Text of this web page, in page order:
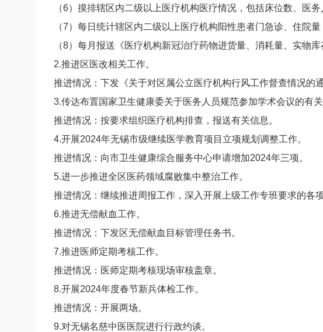
（6）摸排辖区内二级以上医疗机构医疗情况，包括床位数、医
（7）每日统计辖区内二级以上医疗机构阳性患者门急诊、住院
（8）每月报送《医疗机构新冠治疗药物进货量、消耗量、实物
2.推进区医改相关工作。
推进情况：下发《关于对区属公立医疗机构行风工作督查情况的通
3.传达布置国家卫生健康委关于医务人员规范参加学术会议的有关
推进情况：按要求组织医疗机构排查，报送有关信息。
4.开展2024年无锡市级继续医学教育项目立项规划调整工作。
推进情况：向市卫生健康综合服务中心申请增加2024年三项。
5.进一步推进全区医药领域腐败集中整治工作。
推进情况：继续推进周报工作，深入开展上级工作专班要求的各
6.推进无偿献血工作。
推进情况：下发区无偿献血目标管理任务书。
7.推进医师定期考核工作。
推进情况：医师定期考核现场审核盖章。
8.开展2024年度春节新兵体检工作。
推进情况：开展两场。
9.对无锡名慈中医医院进行行政约谈。